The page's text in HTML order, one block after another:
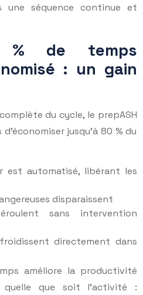
séquence continue et
% de temps
: un gain
du cycle, le prepASH
jusqu’à 80 % du
est automatisé, libérant les
disparaissent
sans intervention
directement dans
améliore la productivité
quelle que soit l’activité :